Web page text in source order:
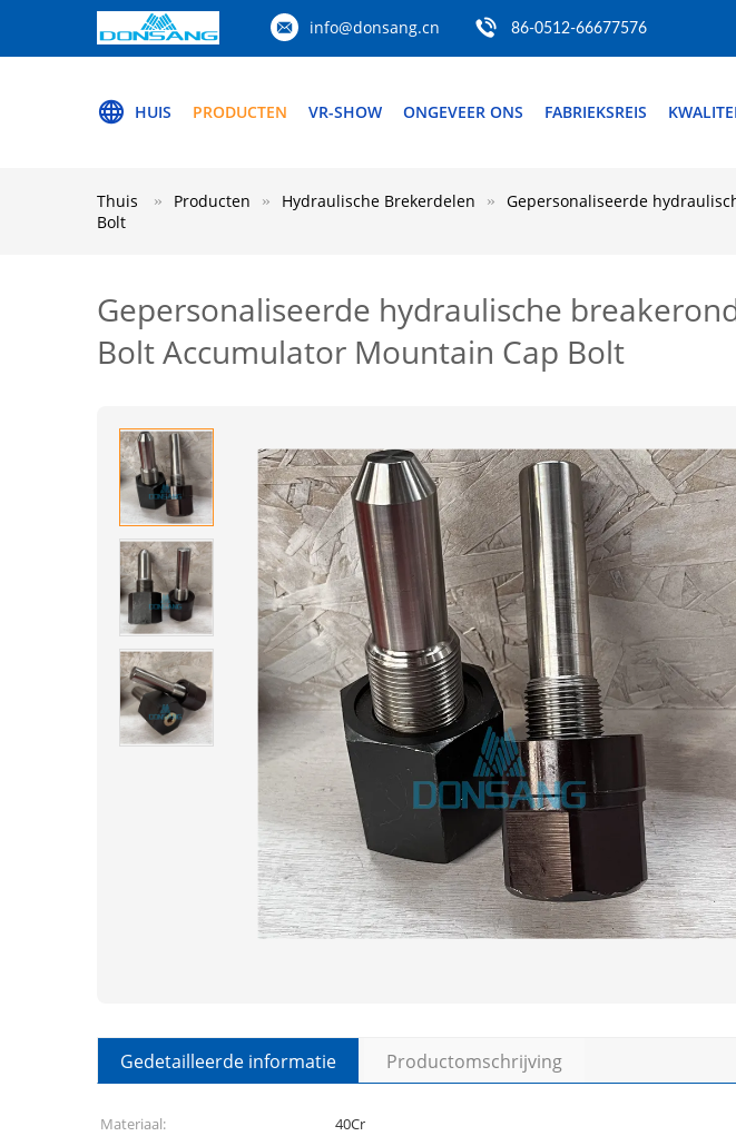
info@donsang.cn 86-0512-66677576
HUIS PRODUCTEN VR-SHOW ONGEVEER ONS FABRIEKSREIS
Thuis Producten Hydraulische Brekerdelen
Gepersonaliseerde
Bolt
Gepersonaliseerde hydraulische
Bolt Accumulator Mountain Cap Bolt
Gedetailleerde informatie Productomschrijving
Materiaal: 40Cr